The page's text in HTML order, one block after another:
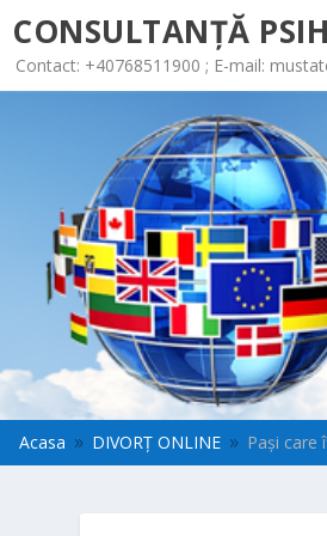
CONSULTANȚĂ
Contact: +40768511900 ; E-mail:
Acasa 9 DIVORȚ ONLINE 9 Paşi care